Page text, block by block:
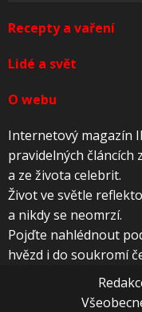
Recepty a vaření
Lidé a svět
O webu
Internetový magazín
pravidelných článcích
a ze života celebrit.
Život ve světle
a nikdy se neomrzí.
Pojďte nahlédnout
hvězd i do soukromí